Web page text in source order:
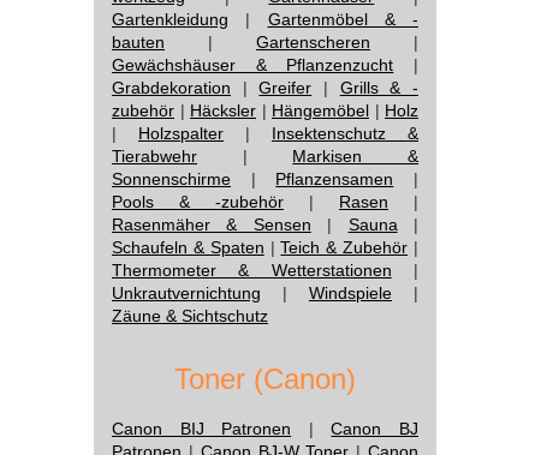
Gartenkleidung | Gartenmöbel & -
bauten | Gartenscheren |
Gewächshäuser & Pflanzenzucht |
Grabdekoration |Greifer | Grills & -
zubehör | Häcksler | Hängemöbel | Holz
| Holzspalter | Insektenschutz &
Tierabwehr | Markisen &
Sonnenschirme | Pflanzensamen |
Pools & -zubehör | Rasen |
Rasenmäher & Sensen | Sauna |
Schaufeln & Spaten |Teich & Zubehör |
Thermometer & Wetterstationen |
Unkrautvernichtung | Windspiele |
Zäune & Sichtschutz
Toner (Canon)
Canon BIJ Patronen |Canon BJ